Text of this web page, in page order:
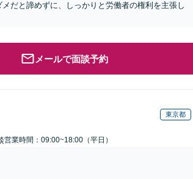
だと諦めずに、しっかりと労働者の権利を主張し
メールで面談予約
東京都
営業時間：09:00~18:00（平日）